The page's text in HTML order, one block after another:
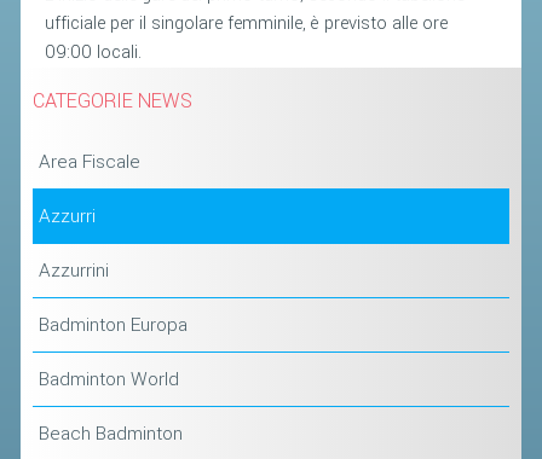
ufficiale per il singolare femminile, è previsto alle ore
09:00 locali.
CATEGORIE NEWS
Area Fiscale
Azzurri
Azzurrini
Badminton Europa
Badminton World
Beach Badminton
CTF – PALABADMINTON
ATLETI D'INTERESSE NAZIONALE
CENTRI TECNICI TERRITORIALI
TESSERAMENTO
QUOTE E TASSE